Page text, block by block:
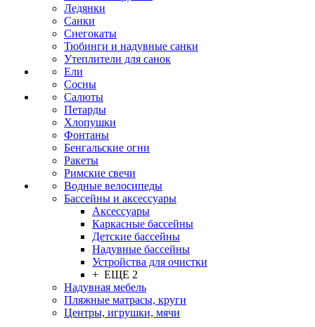
Ледянки
Санки
Снегокаты
Тюбинги и надувные санки
Утеплители для санок
Ели
Сосны
Салюты
Петарды
Хлопушки
Фонтаны
Бенгальские огни
Ракеты
Римские свечи
Водные велосипеды
Бассейны и аксессуары
Аксессуары
Каркасные бассейны
Детские бассейны
Надувные бассейны
Устройства для очистки
+ ЕЩЕ 2
Надувная мебель
Пляжные матрасы, круги
Центры, игрушки, мячи